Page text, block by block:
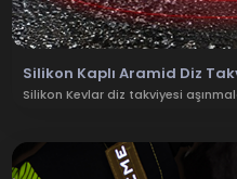
Silikon Kaplı Aramid Diz
Silikon Kevlar diz takviyesi